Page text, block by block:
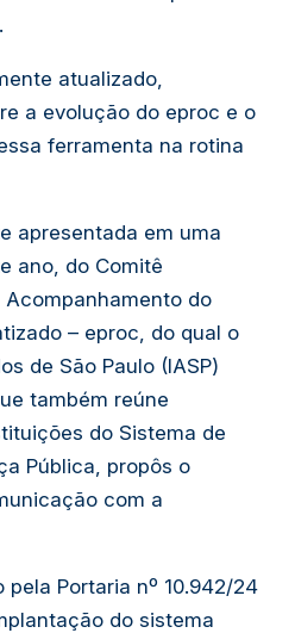
atualizado,
a evolução do eproc e o
ferramenta na rotina
apresentada em uma
ano, do Comitê
do
– eproc, do qual o
de São Paulo (IASP)
também reúne
do Sistema de
Pública, propôs o
com a
Portaria nº 10.942/24
do sistema